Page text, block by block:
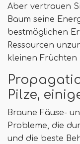
Aber vertrauen
Baum seine
bestmöglichen
Ressourcen
kleinen Früchten
Pilze,
Braune Fäuse-
Probleme, die
und die beste